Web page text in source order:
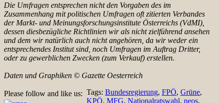
Die Umfragen entsprechen nicht den Vorgaben des im
Zusammenhang mit politischen Umfragen oft zitierten Verbandes
der Markt- und Meinungsforschungsinstitute Österreichs (VdMI),
dessen diesbezügliche Richtlinien wir als nicht zielführend ansehen
und dem wir natürlich auch nicht angehören, da wir weder ein
entsprechendes Institut sind, noch Umfragen im Auftrag Dritter,
oder zu gewerblichen Zwecken (zum Verkauf) erstellen.
Daten und Graphiken © Gazette Oesterreich
Please follow and like us: Tags: Bundesregierung, FPÖ, Grüne,
KPÖ, MFG, Nationalratswahl, neos,